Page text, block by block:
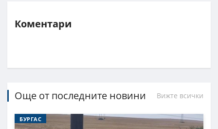
Коментари
Още от последните новини Вижте всички
БУРГАС